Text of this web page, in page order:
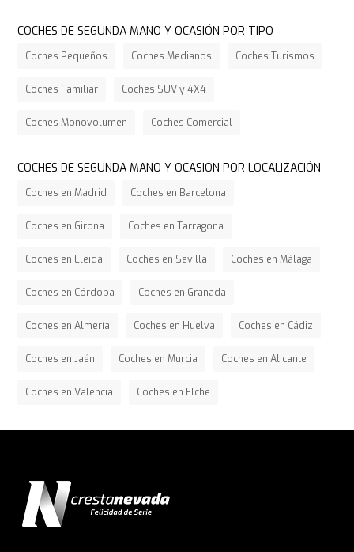
COCHES DE SEGUNDA MANO Y OCASIÓN POR TIPO
Coches Pequeños Coches Medianos Coches Turismos
Coches Familiar Coches SUV y 4X4
Coches Monovolumen Coches Comercial
COCHES DE SEGUNDA MANO Y OCASIÓN POR LOCALIZACIÓN
Coches en Madrid Coches en Barcelona
Coches en Girona Coches en Tarragona
Coches en Lleida Coches en Sevilla Coches en Málaga
Coches en Córdoba Coches en Granada
Coches en Almería Coches en Huelva Coches en Cádiz
Coches en Jaén Coches en Murcia Coches en Alicante
Coches en Valencia Coches en Elche